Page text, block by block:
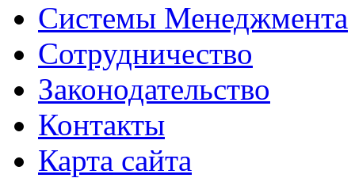
Системы Менеджмента
Сотрудничество
Законодательство
Контакты
Карта сайта